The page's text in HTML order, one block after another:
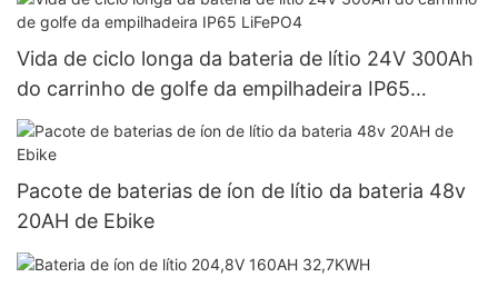
Vida de ciclo longa da bateria de lítio 24V 300Ah
do carrinho de golfe da empilhadeira IP65
LiFePO4
Pacote de baterias de íon de lítio da bateria 48v
20AH de Ebike